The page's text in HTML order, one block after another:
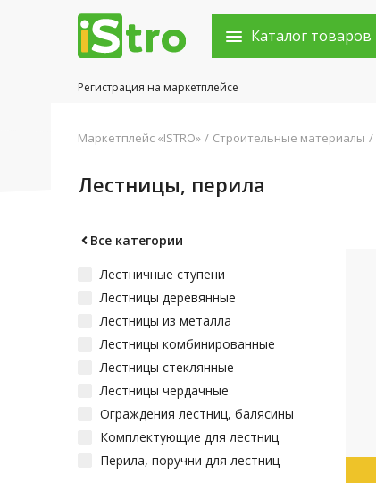
Каталог товаров
Регистрация на маркетплейсе
Объявления
Город: Колумбус
Маркетплейс «ISTRO» Строительные материалы
Лестницы, перила
Все категории
Лестничные ступени
Лестницы деревянные
Лестницы из металла
Лестницы комбинированные
Лестницы стеклянные
Лестницы чердачные
Ограждения лестниц, балясины
Комплектующие для лестниц
Перила, поручни для лестниц